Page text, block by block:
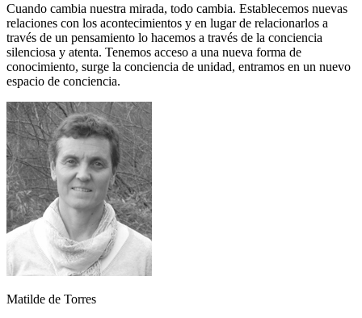
Cuando cambia nuestra mirada, todo cambia. Establecemos nuevas
relaciones con los acontecimientos y en lugar de relacionarlos a
través de un pensamiento lo hacemos a través de la conciencia
silenciosa y atenta. Tenemos acceso a una nueva forma de
conocimiento, surge la conciencia de unidad, entramos en un nuevo
espacio de conciencia.
Matilde de Torres